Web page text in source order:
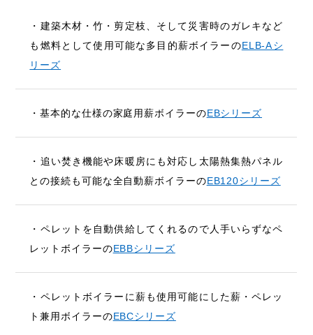
・建築木材・竹・剪定枝、そして災害時のガレキなど
も燃料として使用可能な多目的薪ボイラーのELB-Aシ
リーズ
・基本的な仕様の家庭用薪ボイラーのEBシリーズ
・追い焚き機能や床暖房にも対応し太陽熱集熱パネル
との接続も可能な全自動薪ボイラーのEB120シリーズ
・ペレットを自動供給してくれるので人手いらずなペ
レットボイラーのEBBシリーズ
・ペレットボイラーに薪も使用可能にした薪・ペレッ
ト兼用ボイラーのEBCシリーズ